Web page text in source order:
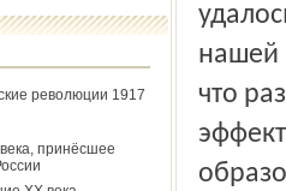
революции 1917
принёсшее
нашей
что